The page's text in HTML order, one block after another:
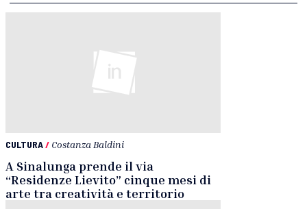
CULTURA/ Costanza Baldini
A Sinalunga prende il via
“Residenze Lievito” cinque mesi di
arte tra creatività e territorio